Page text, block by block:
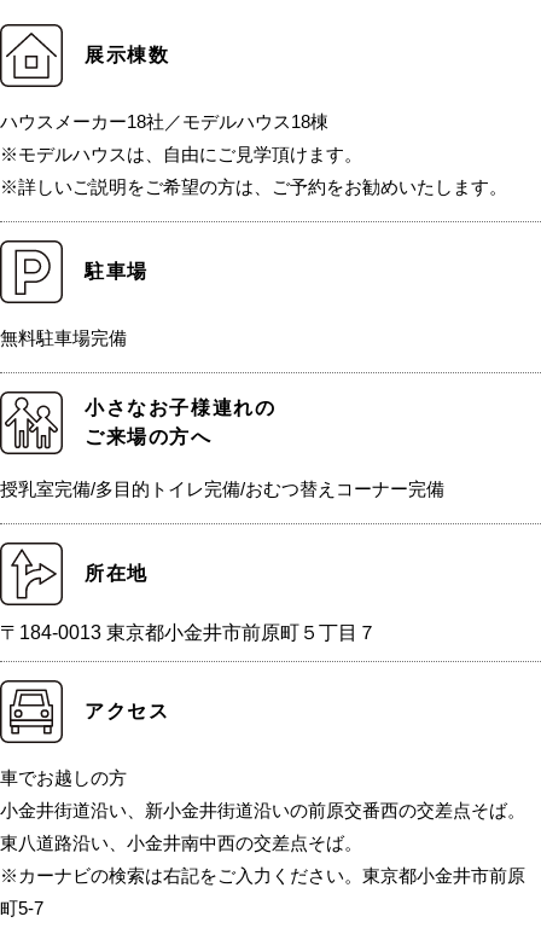
展示棟数
ハウスメーカー18社／モデルハウス18棟
※モデルハウスは、自由にご見学頂けます。
※詳しいご説明をご希望の方は、ご予約をお勧めいたします。
駐車場
無料駐車場完備
小さなお子様連れの
ご来場の方へ
授乳室完備/多目的トイレ完備/おむつ替えコーナー完備
所在地
〒184-0013 東京都小金井市前原町５丁目７
アクセス
車でお越しの方
小金井街道沿い、新小金井街道沿いの前原交番西の交差点そば。
東八道路沿い、小金井南中西の交差点そば。
※カーナビの検索は右記をご入力ください。東京都小金井市前原
町5-7